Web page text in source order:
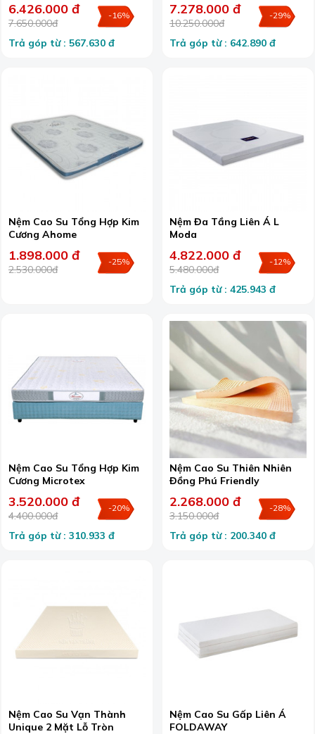
6.426.000 đ
7.650.000đ
-16%
Trả góp từ : 567.630 đ
7.278.000 đ
10.250.000đ
-29%
Trả góp từ : 642.890 đ
Nệm Cao Su Tổng Hợp Kim
Cương Ahome
1.898.000 đ
2.530.000đ
-25%
Nệm Đa Tầng Liên Á L
Moda
4.822.000 đ
5.480.000đ
-12%
Trả góp từ : 425.943 đ
Nệm Cao Su Tổng Hợp Kim
Cương Microtex
3.520.000 đ
4.400.000đ
-20%
Trả góp từ : 310.933 đ
Nệm Cao Su Thiên Nhiên
Đồng Phú Friendly
2.268.000 đ
3.150.000đ
-28%
Trả góp từ : 200.340 đ
Nệm Cao Su Vạn Thành
Unique 2 Mặt Lỗ Tròn
Nệm Cao Su Gấp Liên Á
FOLDAWAY